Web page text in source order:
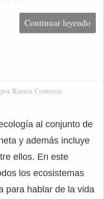
Continuar leyendo
Ramón Contreras
al conjunto de
y además incluye
ellos. En este
los ecosistemas
para hablar de la vida